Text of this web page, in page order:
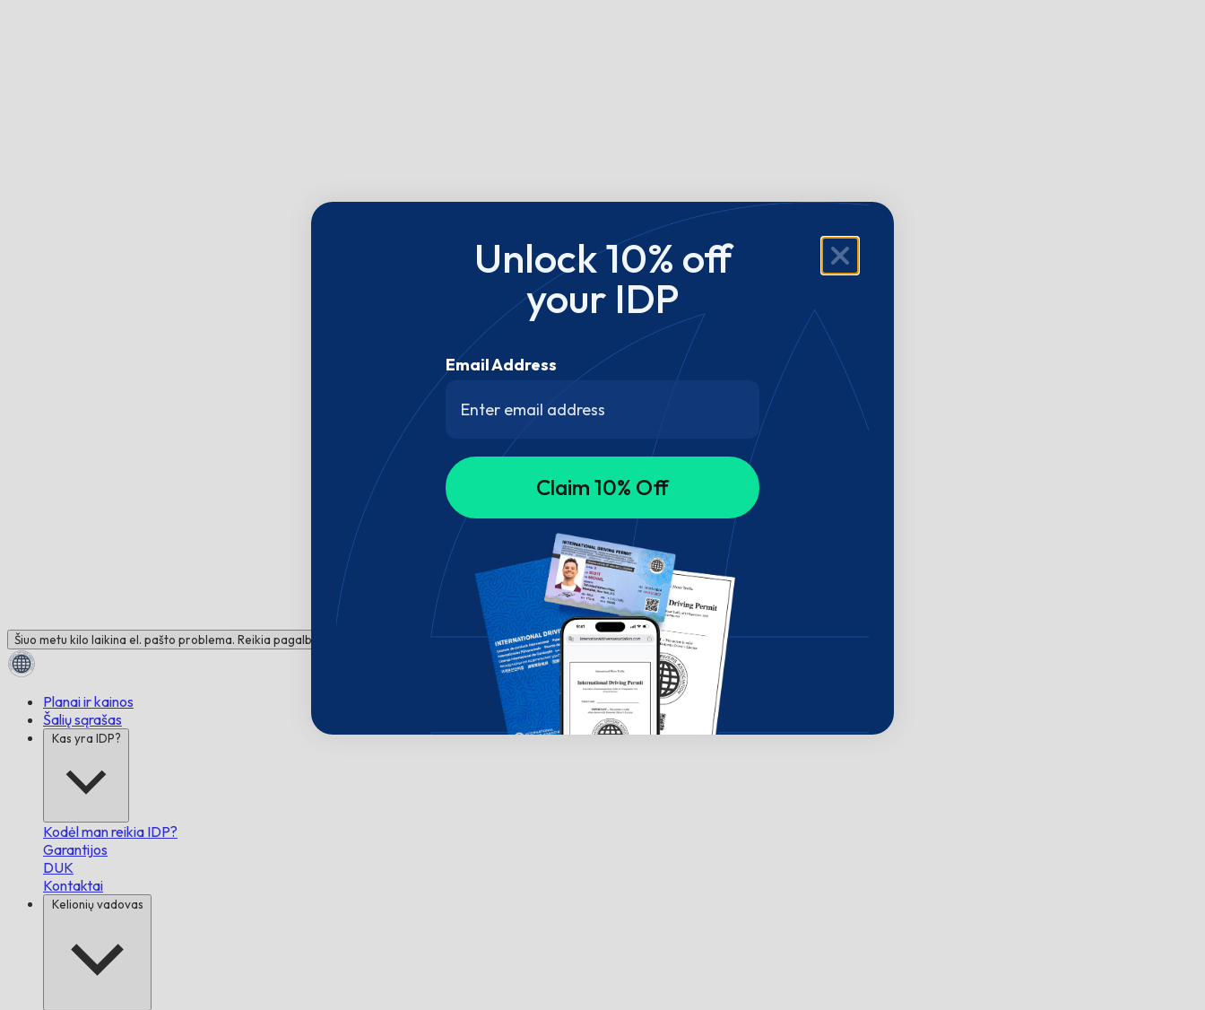
Šiuo metu kilo laikina el. pašto problema. Reikia pagalbos? Susisiekite su mumis pokalbių lange!
Planai ir kainos
Šalių sąrašas
Kas yra IDP?
Kodėl man reikia IDP?
Garantijos
DUK
Kontaktai
Kelionių vadovas
Unlock 10% off
your IDP
Email Address
Claim 10% Off